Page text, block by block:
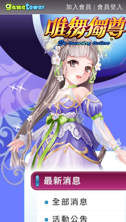
加入會員 | 會員登入